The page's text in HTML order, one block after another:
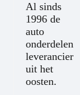
Al sinds
1996 de
auto
onderdelen
leverancier
uit het
oosten.